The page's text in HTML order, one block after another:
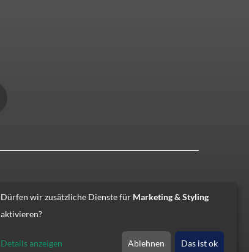
Dürfen wir zusätzliche Dienste für Marketing & Styling
aktivieren?
Details anzeigen Ablehnen Das ist ok